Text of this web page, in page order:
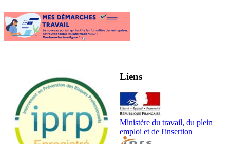
Liens
Ministère du travail, du plein
emploi et de l'insertion